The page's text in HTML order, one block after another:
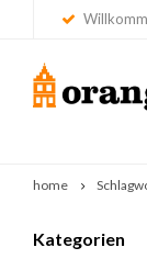
home
Kategorien